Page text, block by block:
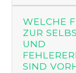
Schnelle
WELCHE
ZUR
UND
SIND